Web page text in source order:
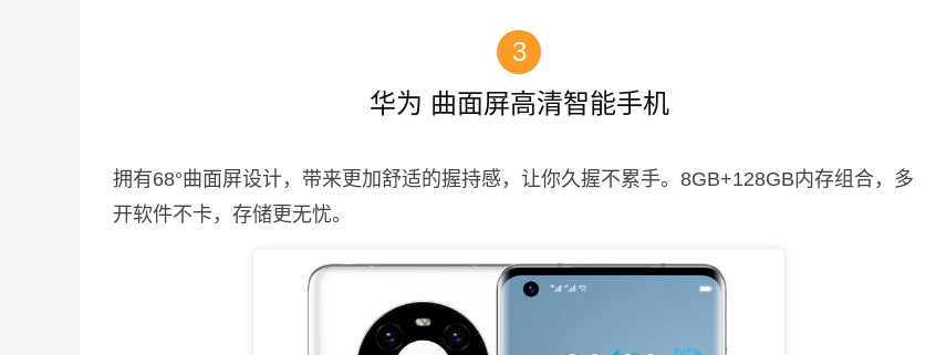
3
华为 曲面屏高清智能手机
拥有68°曲面屏设计，带来更加舒适的握持感，让你久握不累手。8GB+128GB内存组合，多
开软件不卡，存储更无忧。